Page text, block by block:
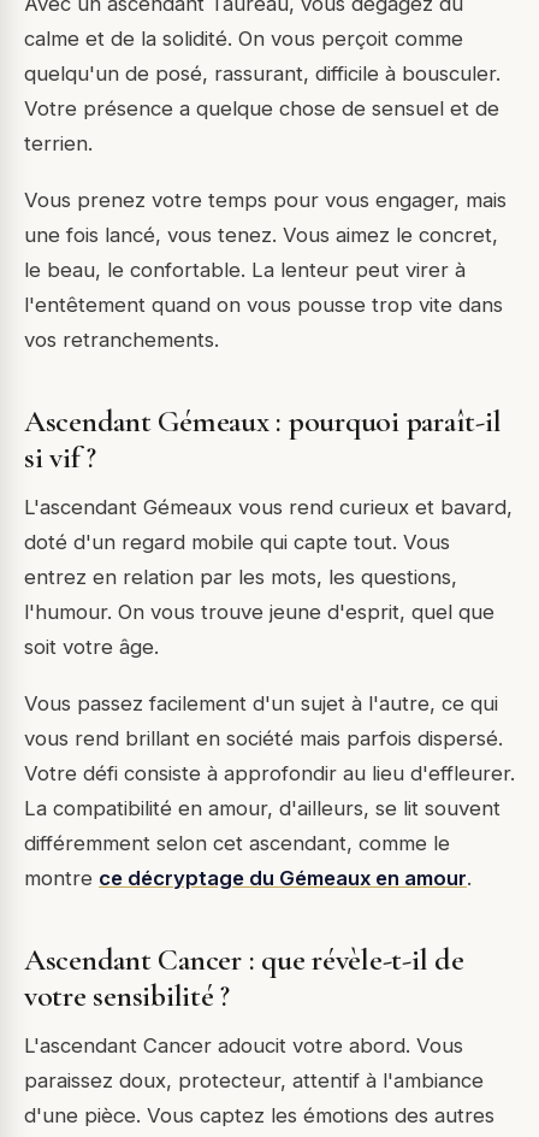
calme et de la solidité. On vous perçoit comme
quelqu'un de posé, rassurant, difficile à bousculer.
Votre présence a quelque chose de sensuel et de
terrien.
Vous prenez votre temps pour vous engager, mais
une fois lancé, vous tenez. Vous aimez le concret,
le beau, le confortable. La lenteur peut virer à
l'entêtement quand on vous pousse trop vite dans
vos retranchements.
Ascendant Gémeaux : pourquoi paraît-il
si vif ?
L'ascendant Gémeaux vous rend curieux et bavard,
doté d'un regard mobile qui capte tout. Vous
entrez en relation par les mots, les questions,
l'humour. On vous trouve jeune d'esprit, quel que
soit votre âge.
Vous passez facilement d'un sujet à l'autre, ce qui
vous rend brillant en société mais parfois dispersé.
Votre défi consiste à approfondir au lieu d'effleurer.
La compatibilité en amour, d'ailleurs, se lit souvent
différemment selon cet ascendant, comme le
montre ce décryptage du Gémeaux en amour.
Ascendant Cancer : que révèle-t-il de
votre sensibilité ?
L'ascendant Cancer adoucit votre abord. Vous
paraissez doux, protecteur, attentif à l'ambiance
d'une pièce. Vous captez les émotions des autres